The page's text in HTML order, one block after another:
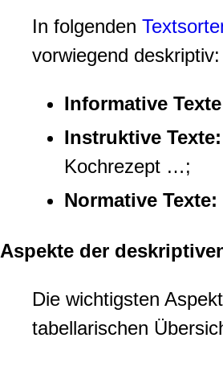
In folgenden
vorwiegend
Informative
Instruktive
Kochrezept …;
Normative Texte:
Aspekte der
Die wichtigsten
tabellarischen